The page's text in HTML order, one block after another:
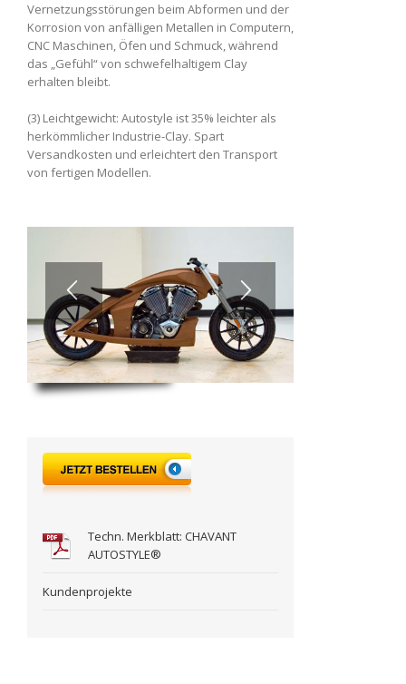
Vernetzungsstörungen beim Abformen und der
Korrosion von anfälligen Metallen in Computern,
CNC Maschinen, Öfen und Schmuck, während
das „Gefühl“ von schwefelhaltigem Clay
erhalten bleibt.
(3) Leichtgewicht: Autostyle ist 35% leichter als
herkömmlicher Industrie-Clay. Spart
Versandkosten und erleichtert den Transport
von fertigen Modellen.
Techn. Merkblatt: CHAVANT
AUTOSTYLE®
Kundenprojekte